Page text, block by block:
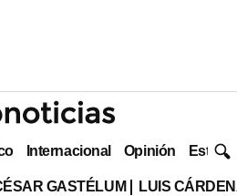
Internacional Opinión Estilo
GASTÉLUM LUIS